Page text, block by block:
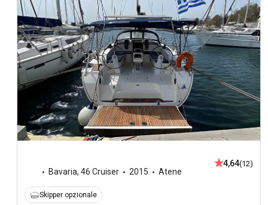
Bavaria, 46 Cruiser 2015 Atene
4,64(12)
Skipper opzionale